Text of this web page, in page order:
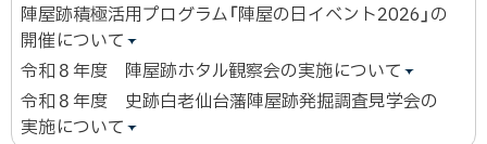
陣屋跡積極活用プログラム「陣屋の日イベント2026」の
開催について
令和８年度 陣屋跡ホタル観察会の実施について
令和８年度 史跡白老仙台藩陣屋跡発掘調査見学会の
実施について